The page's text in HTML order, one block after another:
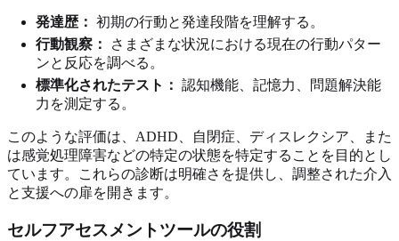
発達歴： 初期の行動と発達段階を理解する。
行動観察：
さまざまな状況における現在の行動パター
ンと反応を調べる。
標準化されたテスト： 認知機能、記憶力、問題解決能
力を測定する。
このような評価は、ADHD、自閉症、ディスレクシア、また
は感覚処理障害などの特定の状態を特定することを目的とし
ています。これらの診断は明確さを提供し、調整された介入
と支援への扉を開きます。
セルフアセスメントツールの役割